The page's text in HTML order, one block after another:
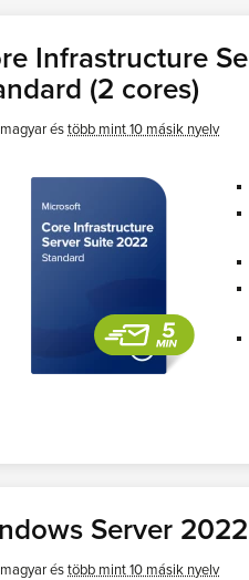
Infrastructure
(2 cores)
magyar éstöbb mint 10 másik nyelv
Server
magyar éstöbb mint 10 másik nyelv